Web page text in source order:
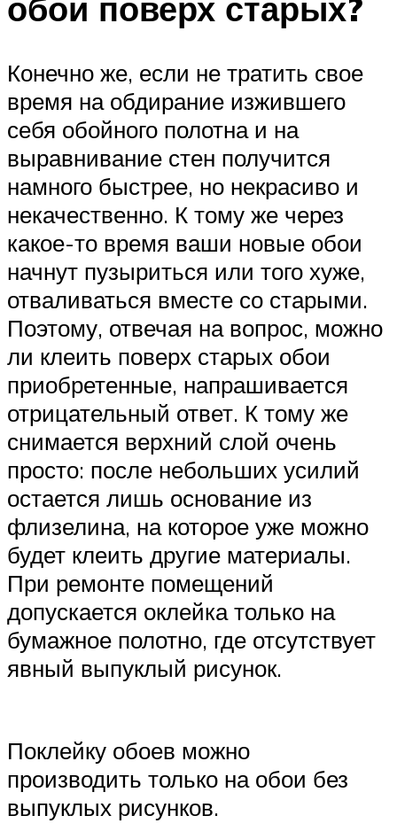
Конечно же, если не тратить свое
время на обдирание изжившего
себя обойного полотна и на
выравнивание стен получится
намного быстрее, но некрасиво и
некачественно. К тому же через
какое-то время ваши новые обои
начнут пузыриться или того хуже,
отваливаться вместе со старыми.
Поэтому, отвечая на вопрос, можно
ли клеить поверх старых обои
приобретенные, напрашивается
отрицательный ответ. К тому же
снимается верхний слой очень
просто: после небольших усилий
остается лишь основание из
флизелина, на которое уже можно
будет клеить другие материалы.
При ремонте помещений
допускается оклейка только на
бумажное полотно, где отсутствует
явный выпуклый рисунок.
Поклейку обоев можно
производить только на обои без
выпуклых рисунков.